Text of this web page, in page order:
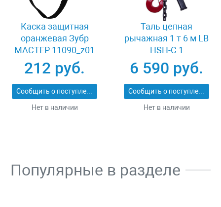
Каска защитная
оранжевая Зубр
МАСТЕР 11090_z01
212 руб.
Сообщить о поступлении
Нет в наличии
Таль цепная
рычажная 1 т 6 м LB
HSH-C 1
6 590 руб.
Сообщить о поступлении
Нет в наличии
Популярные в разделе